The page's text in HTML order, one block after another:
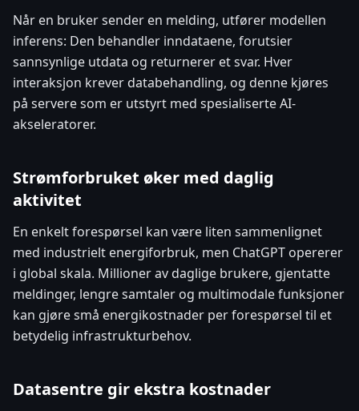
Når en bruker sender en melding, utfører modellen
inferens: Den behandler inndataene, forutsier
sannsynlige utdata og returnerer et svar. Hver
interaksjon krever databehandling, og denne kjøres
på servere som er utstyrt med spesialiserte AI-
akseleratorer.
Strømforbruket øker med daglig
aktivitet
En enkelt forespørsel kan være liten sammenlignet
med industrielt energiforbruk, men ChatGPT opererer
i global skala. Millioner av daglige brukere, gjentatte
meldinger, lengre samtaler og multimodale funksjoner
kan gjøre små energikostnader per forespørsel til et
betydelig infrastrukturbehov.
Datasentre gir ekstra kostnader